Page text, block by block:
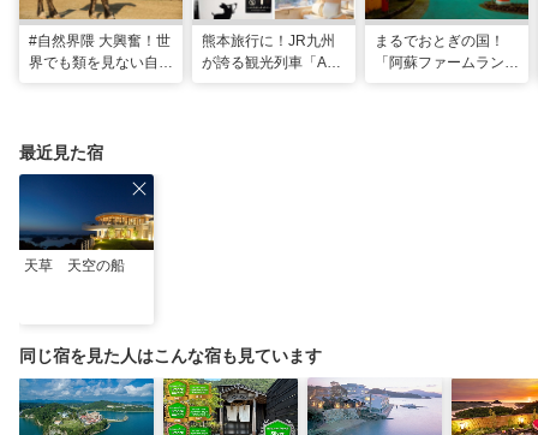
#自然界隈 大興奮！世
界でも類を見ない自然
熊本旅行に！JR九州
が誇る観光列車「A列
まるでおとぎの国！
「阿蘇ファームラン
最近見た宿
天草 天空の船
同じ宿を見た人はこんな宿も見ています